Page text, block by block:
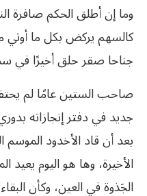
وما إن أطلق الحكم صافرة
كالسهم يركض بكل ما أوتي
جناحا صقر حلق أخيرًا في
صاحب الستين عامًا لم
جديد في دفتر إنجازاته
بعد أن قاد الأخدود الموسم
الأخيرة، وها هو اليوم
الجَذوة في العين، وكأن